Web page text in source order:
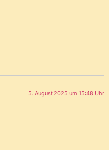
5. August 2025 um 15:48 Uhr